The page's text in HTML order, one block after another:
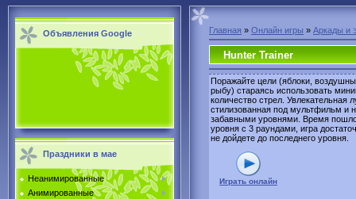
Объявления Google
Праздники в мае
Неанимированные
Анимированные
Главная » Онлайн игры » Аркады и
Hunter Trainer
Поражайте цели (яблоки,
рыбу) стараясь использовать
количество стрел. Увлекательная
стилизованная под мультфильм и
забавными уровнями. Время
уровня с 3 раундами, игра
не дойдете до последнего уровня.
Играть онлайн